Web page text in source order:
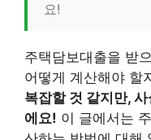
요!
주택담보대출을 받
어떻게 계산해야 할
복잡할 것 같지만,
에요! 이 글에서는